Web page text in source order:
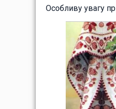
Особливу увагу